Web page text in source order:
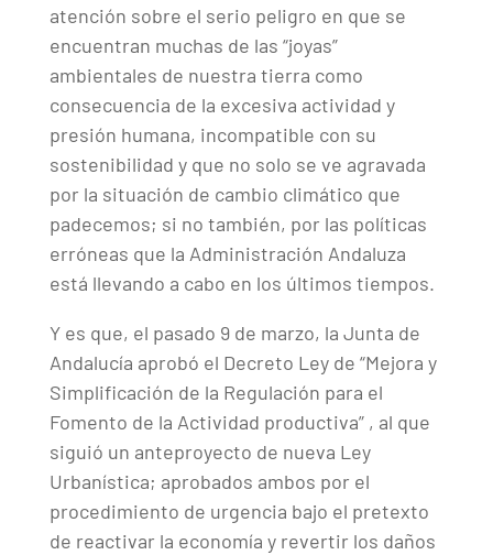
atención sobre el serio peligro en que se
encuentran muchas de las “joyas”
ambientales de nuestra tierra como
consecuencia de la excesiva actividad y
presión humana, incompatible con su
sostenibilidad y que no solo se ve agravada
por la situación de cambio climático que
padecemos; si no también, por las políticas
erróneas que la Administración Andaluza
está llevando a cabo en los últimos tiempos.
Y es que, el pasado 9 de marzo, la Junta de
Andalucía aprobó el Decreto Ley de “Mejora y
Simplificación de la Regulación para el
Fomento de la Actividad productiva” , al que
siguió un anteproyecto de nueva Ley
Urbanística; aprobados ambos por el
procedimiento de urgencia bajo el pretexto
de reactivar la economía y revertir los daños